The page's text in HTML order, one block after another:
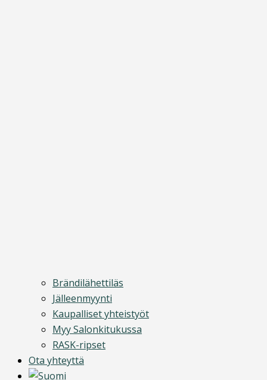
Brändilähettiläs
Jälleenmyynti
Kaupalliset yhteistyöt
Myy Salonkitukussa
RASK-ripset
Ota yhteyttä